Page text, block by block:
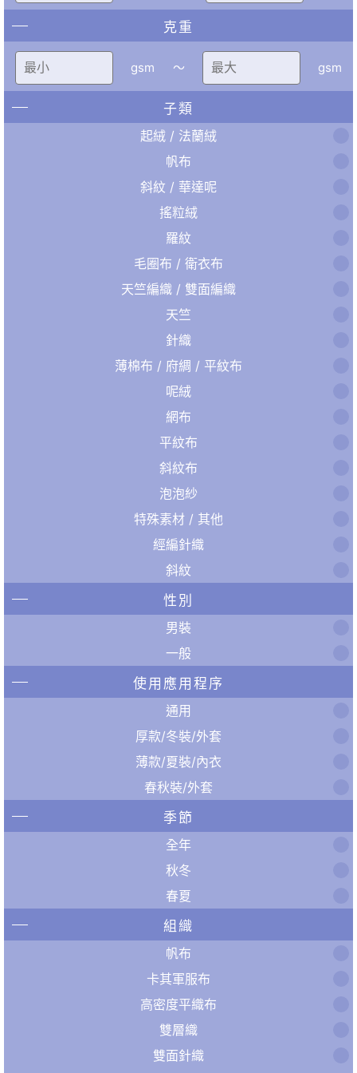
克重
gsm 〜 gsm
子類
起絨 / 法蘭絨
帆布
斜紋 / 華達呢
搖粒絨
羅紋
毛圈布 / 衛衣布
天竺編織 / 雙面編織
天竺
針織
薄棉布 / 府綢 / 平紋布
呢絨
網布
平紋布
斜紋布
泡泡紗
特殊素材 / 其他
經編針織
斜紋
性別
男裝
一般
使用應用程序
通用
厚款/冬裝/外套
薄款/夏裝/內衣
春秋裝/外套
季節
全年
秋冬
春夏
組織
帆布
卡其軍服布
高密度平織布
雙層織
雙面針織